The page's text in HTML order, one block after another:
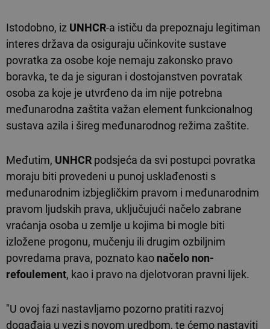
Istodobno, iz UNHCR-a ističu da prepoznaju legitiman
interes država da osiguraju učinkovite sustave
povratka za osobe koje nemaju zakonsko pravo
boravka, te da je siguran i dostojanstven povratak
osoba za koje je utvrđeno da im nije potrebna
međunarodna zaštita važan element funkcionalnog
sustava azila i šireg međunarodnog režima zaštite.
Međutim, UNHCR podsjeća da svi postupci povratka
moraju biti provedeni u punoj usklađenosti s
međunarodnim izbjegličkim pravom i međunarodnim
pravom ljudskih prava, uključujući načelo zabrane
vraćanja osoba u zemlje u kojima bi mogle biti
izložene progonu, mučenju ili drugim ozbiljnim
povredama prava, poznato kao načelo non-
refoulement, kao i pravo na djelotvoran pravni lijek.
"U ovoj fazi nastavljamo pozorno pratiti razvoj
događaja u vezi s novom uredbom, te ćemo nastaviti